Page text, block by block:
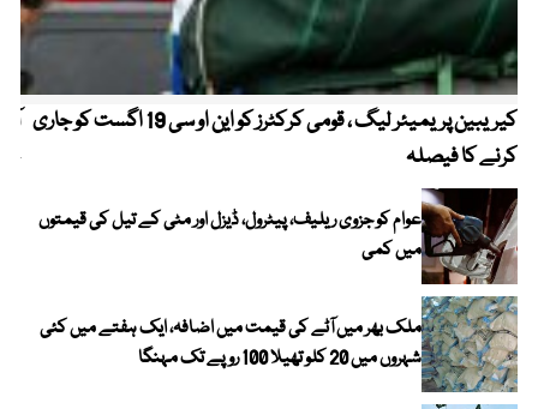
کیریبین پریمیئر لیگ ، قومی کرکٹرز کو این او سی 19 اگست کو جاری
کرنے کا فیصلہ
عوام کو جزوی ریلیف، پیٹرول، ڈیزل اور مٹی کے تیل کی قیمتوں
میں کمی
ملک بھر میں آٹے کی قیمت میں اضافہ، ایک ہفتے میں کئی
شہروں میں 20 کلو تھیلا 100 روپے تک مہنگا